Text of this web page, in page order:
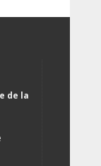
de la